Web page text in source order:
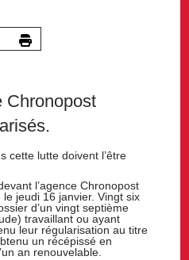
Chronopost
cette lutte doivent l’être
l’agence Chronopost
le jeudi 16 janvier. Vingt six
d’un vingt septième
travaillant ou ayant
leur régularisation au titre
un récépissé en
an renouvelable.